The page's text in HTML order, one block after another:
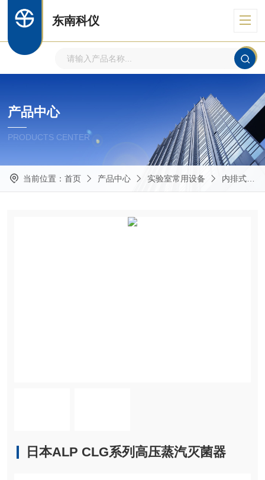
东南科仪
产品中心
PRODUCTS CENTER
当前位置： 首页 产品中心 实验室常用设备 内排式高压灭菌器
日本ALP CLG系列高压蒸汽灭菌器